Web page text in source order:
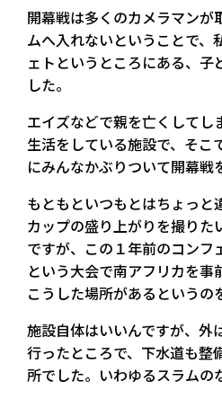
開幕戦は多くのカメラマンが
ムへ入れないということで、
ェトというところにある、子
した。
エイズなどで親を亡くしてし
生活をしている施設で、そこ
にみんなかぶりついて開幕戦
もともといつもとはちょっと
カップの盛り上がりを撮りた
ですが、この１年前のコンフ
という大会で南アフリカを事
こうした場所があるというの
施設自体はいいんですが、外
行ったところで、下水道も整
所でした。いわゆるスラムの